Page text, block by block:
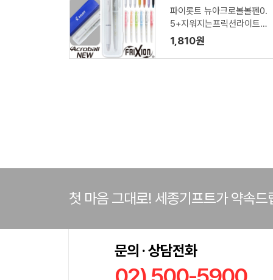
파이롯트 뉴아크로볼볼펜0.
5+지워지는프릭션라이트
내추럴형광펜세트
1,810원
첫 마음 그대로! 세종기프트가 약속드
문의 · 상담전화